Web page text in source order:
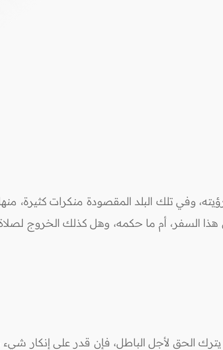
وفي تلك البلد المقصودة منكرات كثيرة، منها
السفر، أم ما حكمه، وهل كذلك الخروج
لا يترك الحق لأجل الباطل، فإن قدر على إنكار